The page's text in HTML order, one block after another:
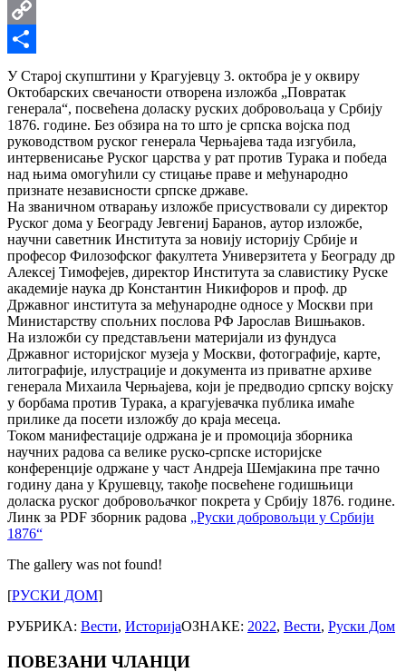
Email
Copy
Link
Share
У Старој скупштини у Крагујевцу 3. октобра је у оквиру
Октобарских свечаности отворена изложба „Повратак
генерала“, посвећена доласку руских добровољаца у Србију
1876. године. Без обзира на то што је српска војска под
руководством руског генерала Черњајева тада изгубила,
интервенисање Руског царства у рат против Турака и победа
над њима омогућили су стицање праве и међународно
признате независности српске државе.
На званичном отварању изложбе присуствовали су директор
Руског дома у Београду Јевгениј Баранов, аутор изложбе,
научни саветник Института за новију историју Србије и
професор Филозофског факултета Универзитета у Београду др
Алексеј Тимофејев, директор Института за славистику Руске
академије наука др Константин Никифоров и проф. др
Државног института за међународне односе у Москви при
Министарству спољних послова РФ Јарослав Вишњаков.
На изложби су представљени материјали из фундуса
Државног историјског музеја у Москви, фотографије, карте,
литографије, илустрације и документа из приватне архиве
генерала Михаила Черњајева, који је предводио српску војску
у борбама против Турака, а крагујевачка публика имаће
прилике да посети изложбу до краја месеца.
Током манифестације одржана је и промоција зборника
научних радова са велике руско-српске историјске
конференције одржане у част Андреја Шемјакина пре тачно
годину дана у Крушевцу, такође посвећене годишњици
доласка руског добровољачког покрета у Србију 1876. године.
Линк за PDF зборник радова „Руски добровољци у Србији
1876“
The gallery was not found!
[РУСКИ ДОМ]
РУБРИКА: Вести, ИсторијаОЗНАКЕ: 2022, Вести, Руски Дом
ПОВЕЗАНИ ЧЛАНЦИ